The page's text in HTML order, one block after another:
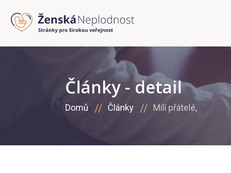
Články - detail
Domů Články Milí přátelé,